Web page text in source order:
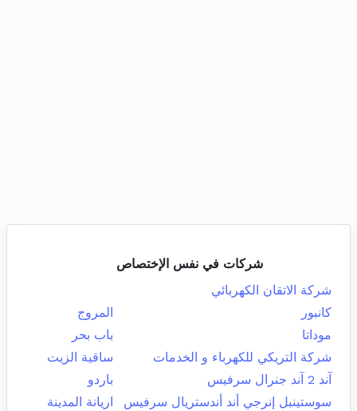
شركات في نفس الإختصاص
شركة الاتقان الكهربائي
كانبور
المروج
موداتا
باب بحر
شركة التريكي للكهرباء و الخدمات
ساقية الزيت
آند 2 آند جنرال سرفيس
باردو
سوستينبل إنرجي أند أندستريال سرفيس
اريانة المدينة